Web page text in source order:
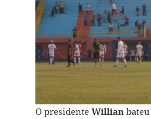
O presidente Willianbateu